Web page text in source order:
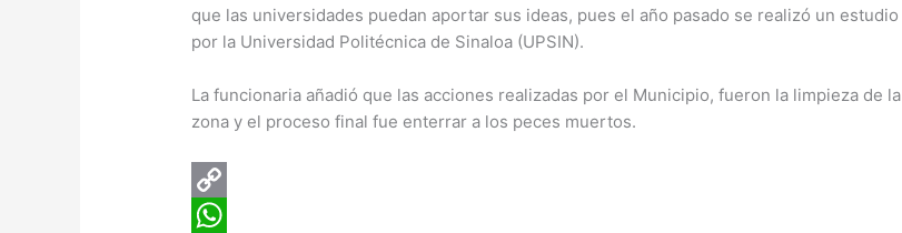
que las universidades puedan aportar sus ideas, pues el año pasado se realizó un estudio
por la Universidad Politécnica de Sinaloa (UPSIN).
La funcionaria añadió que las acciones realizadas por el Municipio, fueron la limpieza de la
zona y el proceso final fue enterrar a los peces muertos.
C